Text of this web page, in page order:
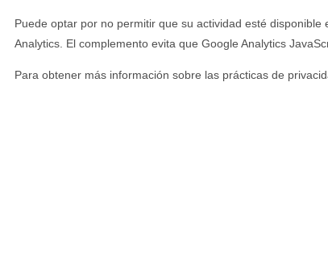
Puede optar por no permitir que su actividad esté
Analytics. El complemento evita que Google Analytics
Para obtener más información sobre las prácticas de